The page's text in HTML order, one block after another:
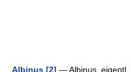
Albinus [2] — Albinus, eigentl.